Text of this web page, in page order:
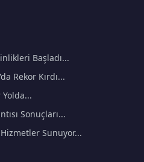
Başladı...
Rekor Kırdı...
Yolda...
Sonuçları...
Sunuyor...